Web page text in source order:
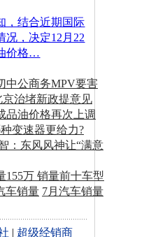
，结合近期国际
况，决定12月22
价格…
中公商务MPV要害
京治堵新政提意见
品油价格再次上调
变速器更给力?
：东风风神让“满意
155万 销量前十车型
车销量 7月汽车销量
| 超级经销商